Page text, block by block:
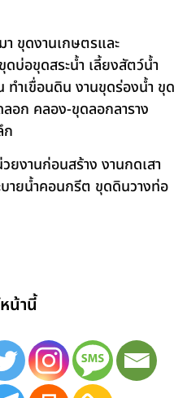
า ขุดงานเกษตรและ
บ่อขุดสระน้ำ เลี้ยงสัตว์น้ำ
ทำเขื่อนดิน งานขุดร่องน้ำ ขุด
อก คลอง-ขุดลอกลาราง
ก
งานก่อนสร้าง งานกดเสา
ายน้ำคอนกรีต ขุดดินวางท่อ
น้านี้